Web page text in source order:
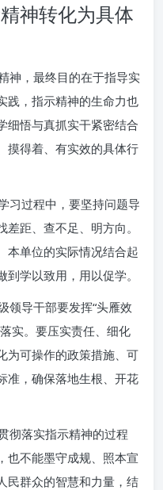
神转化为具体
神，最终目的在于指导实
践，指示精神的生命力也
细悟与真抓实干紧密结合
摸得着、有实效的具体行
习过程中，要坚持问题导
距、查不足、明方向。
本单位的实际情况结合起
学以致用，用以促学。
领导干部要发挥“头雁效
实。要压实责任、细化
为可操作的政策措施、可
准，确保落地生根、开花
彻落实指示精神的过程
也不能墨守成规、照本宣
民群众的智慧和力量，结